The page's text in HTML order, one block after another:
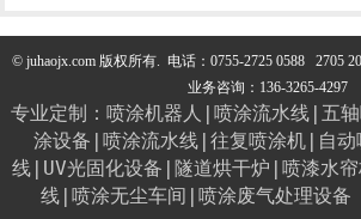
© juhaojx.com 版权所有. 电话：0755-2725 0588 2705
业务咨询：136-3265-4297
专业定制： 喷涂机器人 | 喷涂流水线| 五
涂设备 | 喷涂流水线| 往复喷涂机| 自
线| UV光固化设备 | 隧道烘干炉 | 喷漆水
线| 喷涂无尘车间 | 喷涂废气处理设备